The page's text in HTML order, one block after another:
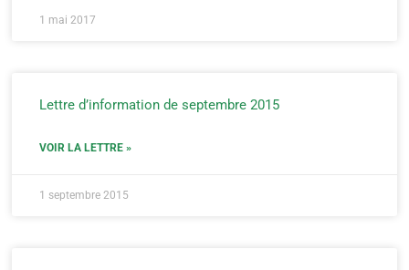
1 mai 2017
Lettre d’information de septembre 2015
VOIR LA LETTRE »
1 septembre 2015